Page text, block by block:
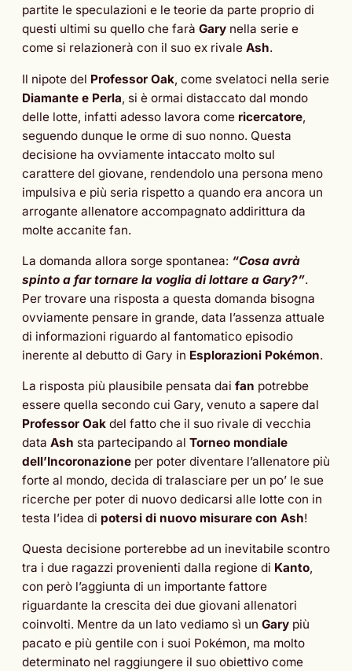
partite le speculazioni e le teorie da parte proprio di
questi ultimi su quello che farà Gary nella serie e
come si relazionerà con il suo ex rivale Ash.
Il nipote del Professor Oak, come svelatoci nella serie
Diamante e Perla, si è ormai distaccato dal mondo
delle lotte, infatti adesso lavora come ricercatore,
seguendo dunque le orme di suo nonno. Questa
decisione ha ovviamente intaccato molto sul
carattere del giovane, rendendolo una persona meno
impulsiva e più seria rispetto a quando era ancora un
arrogante allenatore accompagnato addirittura da
molte accanite fan.
La domanda allora sorge spontanea: “Cosa avrà
spinto a far tornare la voglia di lottare a Gary?”.
Per trovare una risposta a questa domanda bisogna
ovviamente pensare in grande, data l’assenza attuale
di informazioni riguardo al fantomatico episodio
inerente al debutto di Gary in Esplorazioni Pokémon.
La risposta più plausibile pensata dai fan potrebbe
essere quella secondo cui Gary, venuto a sapere dal
Professor Oak del fatto che il suo rivale di vecchia
data Ash sta partecipando al Torneo mondiale
dell’Incoronazione per poter diventare l’allenatore più
forte al mondo, decida di tralasciare per un po’ le sue
ricerche per poter di nuovo dedicarsi alle lotte con in
testa l’idea di potersi di nuovo misurare con Ash!
Questa decisione porterebbe ad un inevitabile scontro
tra i due ragazzi provenienti dalla regione di Kanto,
con però l’aggiunta di un importante fattore
riguardante la crescita dei due giovani allenatori
coinvolti. Mentre da un lato vediamo sì un Gary più
pacato e più gentile con i suoi Pokémon, ma molto
determinato nel raggiungere il suo obiettivo come